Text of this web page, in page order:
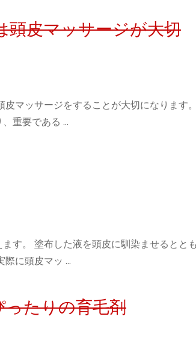
頭皮マッサージが大切
マッサージをすることが大切になります
重要である …
す。 塗布した液を頭皮に馴染ませるとと
際に頭皮マッ …
たりの育毛剤